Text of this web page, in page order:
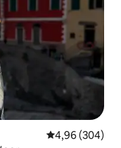
4,96 (304)